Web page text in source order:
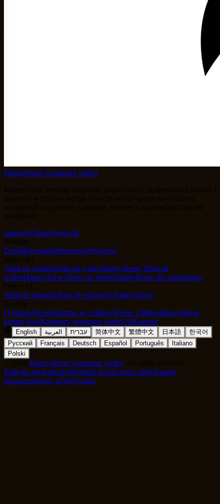
HappyHorse Generator wideo
support@happyhorse.llc
DomMoje dziełaPrezentacjeWycena
Tekst na wideoObraz do wideoHappyHorse Tekst na
wideoHappyHorse Obraz na wideoHappyHorse dla marketingu
Tekst do obrazuObraz do obrazuO HappyHorse
O HappyHorseInformacje o HappyHorse 1.0BlogHappyHorse
kontra SoraNajlepszy generator wideo AIKontakt
English العربية עברית 简体中文 繁體中文 日本語
한국어
Русский
Français Deutsch Español Português
Italiano
Polski
HappyHorse Generator wideo
Polityka prywatnościWarunki świadczenia usługZasady
dopuszczalnego użytkowania